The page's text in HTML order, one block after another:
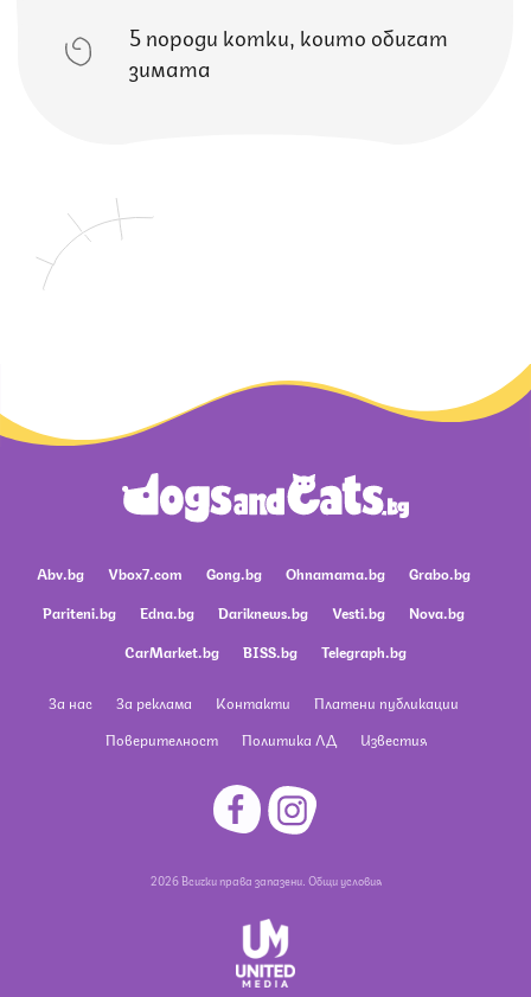
5 породи котки, които обичат
зимата
Abv.bg Vbox7.com Gong.bg Ohnamama.bg
Grabo.bg
Pariteni.bg
Edna.bg Dariknews.bg Vesti.bg
Nova.bg
CarMarket.bg
BISS.bg Telegraph.bg
За нас За реклама Контакти
Платени публикации
Поверителност
Политика ЛД Известия
2026 Всички права запазени. Общи условия